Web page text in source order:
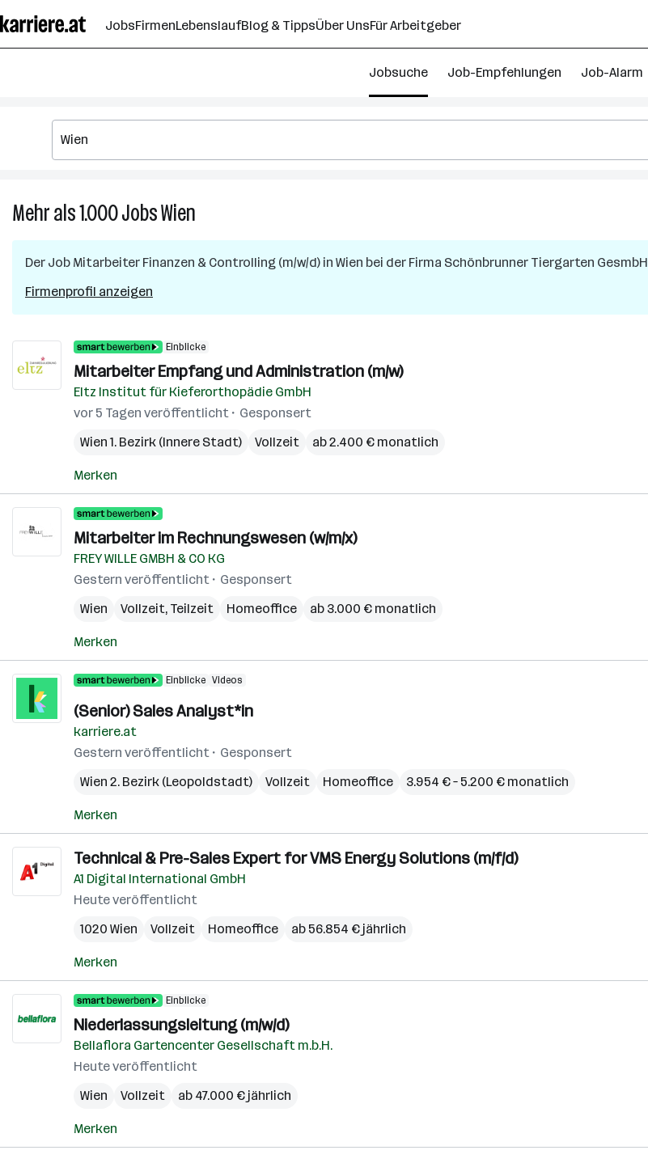
Seiteninhalt
springen
JobsFirmenLebenslaufBlog & TippsÜber UnsFür Arbeitgeber
Jobsuche Job-Empfehlungen Job-Alarm
Mehr als 1.000JobsWien
Jobs
Der Job Mitarbeiter Finanzen & Controlling (m/w/d) in Wien bei der Firma Schönbrunner Tiergarten GesmbH
Firmenprofil anzeigen
Einblicke
Mitarbeiter Empfang und Administration (m/w)
Eltz Institut für Kieferorthopädie GmbH
vor 5 Tagen veröffentlicht
Gesponsert
Wien 1. Bezirk (Innere Stadt)
Vollzeit ab 2.400 € monatlich
Merken
Mitarbeiter im Rechnungswesen (w/m/x)
FREY WILLE GMBH & CO KG
Gestern veröffentlicht
Gesponsert
Wien
Vollzeit, Teilzeit Homeoffice ab 3.000 € monatlich
Merken
Einblicke Videos
(Senior) Sales Analyst*in
karriere.at
Gestern veröffentlicht
Gesponsert
Wien 2. Bezirk (Leopoldstadt)
Vollzeit Homeoffice 3.954 € – 5.200 € monatlich
Merken
Technical & Pre-Sales Expert for VMS Energy Solutions (m/f/d)
A1 Digital International GmbH
Heute veröffentlicht
1020 Wien
Vollzeit Homeoffice ab 56.854 € jährlich
Merken
Einblicke
Niederlassungsleitung (m/w/d)
Bellaflora Gartencenter Gesellschaft m.b.H.
Heute veröffentlicht
Wien
Vollzeit ab 47.000 € jährlich
Merken